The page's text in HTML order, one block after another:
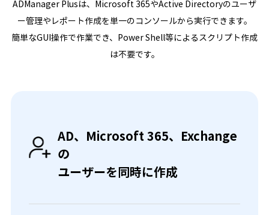
ADManager Plusは、Microsoft 365やActive Directoryのユーザ
ー管理やレポート作成を単一のコンソールから実行できます。
簡単なGUI操作で作業でき、Power Shell等によるスクリプト作成
は不要です。
AD、Microsoft 365、Exchange
の
ユーザーを同時に作成